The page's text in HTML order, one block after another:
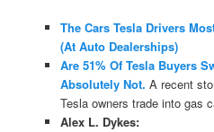
The Cars Tesla Drivers
(At Auto Dealerships)
Are 51% Of Tesla Buyers
Absolutely Not. A recent
Tesla owners trade into gas
Alex L. Dykes: